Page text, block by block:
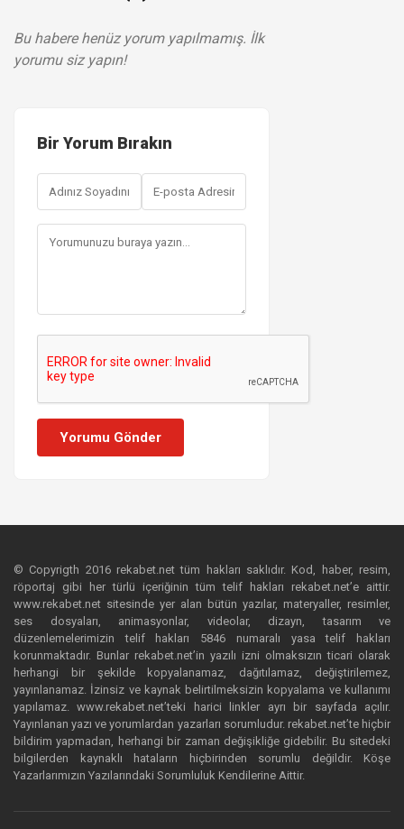
Bu habere henüz yorum yapılmamış. İlk
yorumu siz yapın!
Bir Yorum Bırakın
Yorumu Gönder
© Copyrigth 2016 rekabet.net tüm hakları saklıdır. Kod, haber, resim,
röportaj gibi her türlü içeriğinin tüm telif hakları rekabet.net’e aittir.
www.rekabet.net sitesinde yer alan bütün yazılar, materyaller, resimler,
ses dosyaları, animasyonlar, videolar, dizayn, tasarım ve
düzenlemelerimizin telif hakları 5846 numaralı yasa telif hakları
korunmaktadır. Bunlar rekabet.net’in yazılı izni olmaksızın ticari olarak
herhangi bir şekilde kopyalanamaz, dağıtılamaz, değiştirilemez,
yayınlanamaz. İzinsiz ve kaynak belirtilmeksizin kopyalama ve kullanımı
yapılamaz. www.rekabet.net’teki harici linkler ayrı bir sayfada açılır.
Yayınlanan yazı ve yorumlardan yazarları sorumludur. rekabet.net’te hiçbir
bildirim yapmadan, herhangi bir zaman değişikliğe gidebilir. Bu sitedeki
bilgilerden kaynaklı hataların hiçbirinden sorumlu değildir. Köşe
Yazarlarımızın Yazılarındaki Sorumluluk Kendilerine Aittir.